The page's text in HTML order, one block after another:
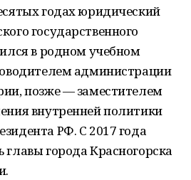
годах юридический
государственного
в родном учебном
администрации
позже — заместителем
внутренней политики
РФ. С 2017 года
города Красногорска